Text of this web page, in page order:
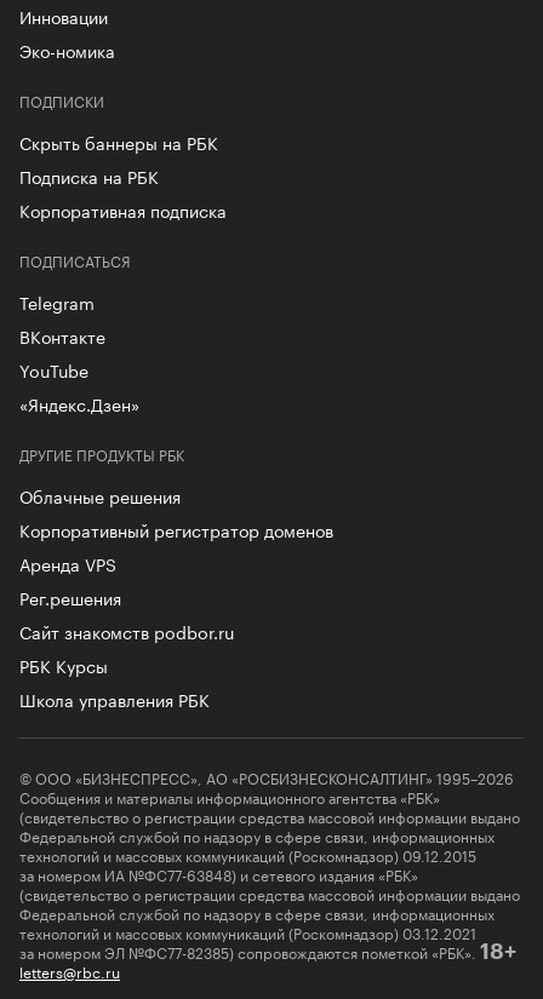
Инновации
Эко-номика
ПОДПИСКИ
Скрыть баннеры на РБК
Подписка на РБК
Корпоративная подписка
ДРУГИЕ ПРОДУКТЫ РБК
Облачные решения
Корпоративный регистратор доменов
Аренда VPS
Рег.решения
Сайт знакомств podbor.ru
РБК Курсы
Школа управления РБК
ПОДПИСАТЬСЯ
Telegram
ВКонтакте
YouTube
«Яндекс.Дзен»
© ООО «БИЗНЕСПРЕСС», АО «РОСБИЗНЕСКОНСАЛТИНГ» 1995–2026
Сообщения и материалы информационного агентства «РБК»
(свидетельство о регистрации средства массовой информации выдано
Федеральной службой по надзору в сфере связи, информационных
технологий и массовых коммуникаций (Роскомнадзор) 09.12.2015
за номером ИА №ФС77-63848) и сетевого издания «РБК»
(свидетельство о регистрации средства массовой информации выдано
Федеральной службой по надзору в сфере связи, информационных
технологий и массовых коммуникаций (Роскомнадзор) 03.12.2021
за номером ЭЛ №ФС77-82385) сопровождаются пометкой «РБК». 18+
letters@rbc.ru